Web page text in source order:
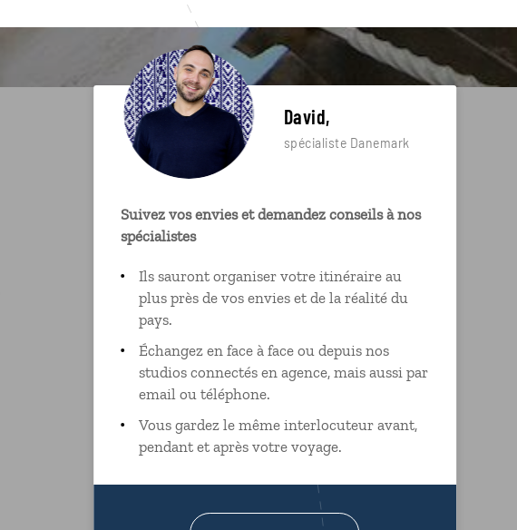
David,
spécialiste Danemark
Suivez vos envies et demandez conseils à nos
spécialistes
Ils sauront organiser votre itinéraire au
plus près de vos envies et de la réalité du
pays.
Échangez en face à face ou depuis nos
studios connectés en agence, mais aussi par
email ou téléphone.
Vous gardez le même interlocuteur avant,
pendant et après votre voyage.